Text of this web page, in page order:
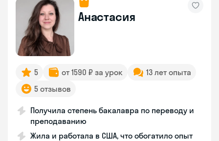
Анастасия
5 от 1590 ₽ за урок
13 лет опыта
5 отзывов
Получила степень бакалавра по переводу и
преподаванию
Жила и работала в США, что обогатило опыт